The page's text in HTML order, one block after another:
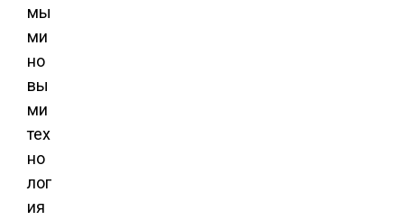
мы
ми
но
вы
ми
тех
но
лог
ия